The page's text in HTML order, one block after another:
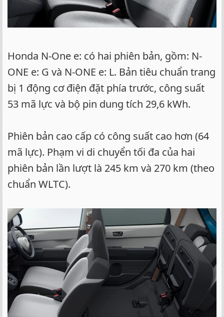
Honda N-One e: có hai phiên bản, gồm: N-
ONE e: G và N-ONE e: L. Bản tiêu chuẩn trang
bị 1 động cơ điện đặt phía trước, công suất
53 mã lực và bộ pin dung tích 29,6 kWh.
Phiên bản cao cấp có công suất cao hơn (64
mã lực). Phạm vi di chuyển tối đa của hai
phiên bản lần lượt là 245 km và 270 km (theo
chuẩn WLTC).